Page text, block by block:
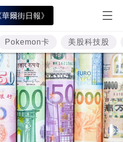
爾街日報》
Pokemon卡 美股科技股